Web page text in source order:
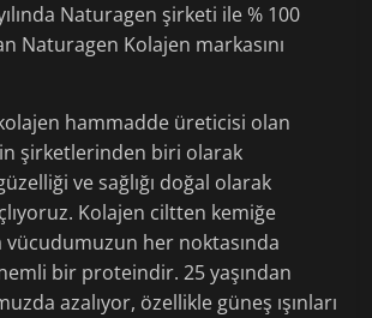
Naturagen şirketi ile % 100
Naturagen Kolajen markasını
hammadde üreticisi olan
şirketlerinden biri olarak
ve sağlığı doğal olarak
Kolajen ciltten kemiğe
vücudumuzun her noktasında
bir proteindir. 25 yaşından
azalıyor, özellikle güneş ışınları